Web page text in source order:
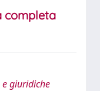
completa
giuridiche